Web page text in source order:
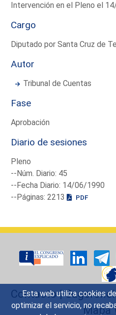
Esta web utiliza cookies
optimizar el servicio, no
Intervención en el Pleno el
Cargo
Diputado por Santa Cruz de
Autor
Tribunal de Cuentas
Fase
Aprobación
Diario de sesiones
Pleno
--Núm. Diario: 45
--Fecha Diario: 14/06/1990
--Páginas: 2213
PDF
Contacto|
Mapa